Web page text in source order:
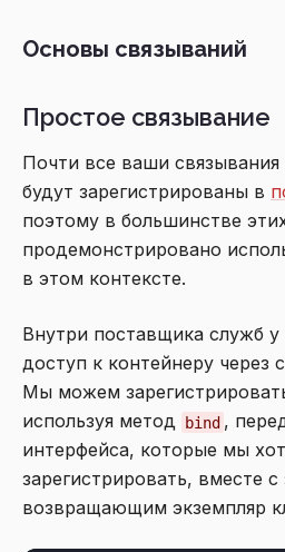
Основы связываний
Простое связывание
Почти все ваши
будут зарегистрированы в
поэтому в большинстве
продемонстрировано
в этом контексте.
Внутри поставщика служб у
доступ к контейнеру через
Мы можем
используя метод bind ,
интерфейса, которые мы
зарегистрировать, вместе
возвращающим экземпляр